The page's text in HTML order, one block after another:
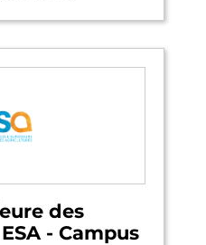
des
- Campus